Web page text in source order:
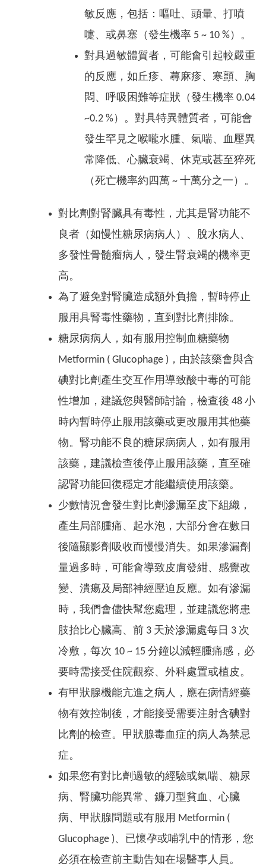
敏反應，包括：嘔吐、頭暈、打噴
嚏、或鼻塞（發生機率 5 ~ 10 %）。
對具過敏體質者，可能會引起較嚴重
的反應，如丘疹、蕁麻疹、寒顫、胸
悶、呼吸困難等症狀（發生機率 0.04
~0.2 %）。對具特異體質者，可能會
發生罕見之喉嚨水腫、氣喘、血壓異
常降低、心臟衰竭、休克或甚至猝死
（死亡機率約四萬 ~ 十萬分之一）。
對比劑對腎臟具有毒性，尤其是腎功能不
良者（如慢性糖尿病病人）、脫水病人、
多發性骨髓瘤病人，發生腎衰竭的機率更
高。
為了避免對腎臟造成額外負擔，暫時停止
服用具腎毒性藥物，直到對比劑排除。
糖尿病病人，如有服用控制血糖藥物
Metformin ( Glucophage )，由於該藥會與含
碘對比劑產生交互作用導致酸中毒的可能
性增加，建議您與醫師討論，檢查後 48 小
時內暫時停止服用該藥或更改服用其他藥
物。腎功能不良的糖尿病病人，如有服用
該藥，建議檢查後停止服用該藥，直至確
認腎功能回復穩定才能繼續使用該藥。
少數情況會發生對比劑滲漏至皮下組織，
產生局部腫痛、起水泡，大部分會在數日
後隨顯影劑吸收而慢慢消失。如果滲漏劑
量過多時，可能會導致皮膚發紺、感覺改
變、潰瘍及局部神經壓迫反應。如有滲漏
時，我們會儘快幫您處理，並建議您將患
肢抬比心臟高、前 3 天於滲漏處每日 3 次
冷敷，每次 10 ~ 15 分鐘以減輕腫痛感，必
要時需接受住院觀察、外科處置或植皮。
有甲狀腺機能亢進之病人，應在病情經藥
物有效控制後，才能接受需要注射含碘對
比劑的檢查。甲狀腺毒血症的病人為禁忌
症。
如果您有對比劑過敏的經驗或氣喘、糖尿
病、腎臟功能異常、鐮刀型貧血、心臟
病、甲狀腺問題或有服用 Metformin (
Glucophage )、已懷孕或哺乳中的情形，您
必須在檢查前主動告知在場醫事人員。